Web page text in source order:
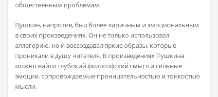
общественным проблемам.
Пушкин, напротив, был более лиричным и эмоциональным
в своих произведениях. Он не только использовал
аллегорию, но и воссоздавал яркие образы, которые
проникали в душу читателя. В произведениях Пушкина
можно найти глубокий философский смысл и сильные
эмоции, сопровождаемые проницательностью и тонкостью
мысли.